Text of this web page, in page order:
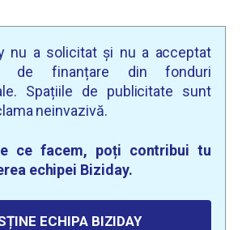
nu a solicitat și nu a acceptat
de finanțare din fonduri
Spațiile de publicitate sunt
neinvazivă.
ce facem, poți contribui tu
echipei Biziday.
ECHIPA BIZIDAY